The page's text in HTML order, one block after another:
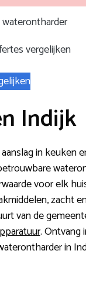
vergelijken
Indijk
in keuken
voor elk
zacht
van de
. Ontvang
in